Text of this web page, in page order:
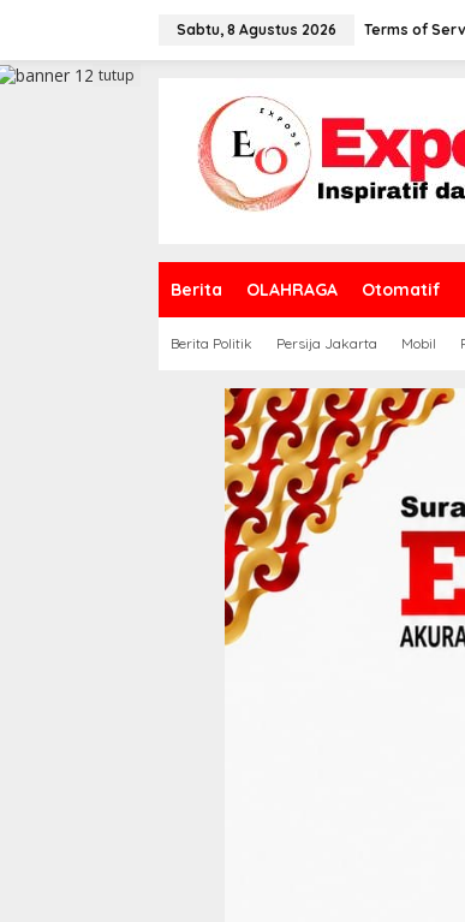
a
Sabtu, 8 Agustus 2026 Terms of
Berita OLAHRAGA Otomatif
Berita Politik Persija Jakarta Mobil
tutup